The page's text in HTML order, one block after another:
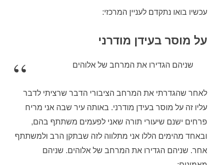
עכשיו בואו נתקדם לעניין המרכזי:
על מוסר בעידן מודרני
שניהם הגדירו את המרחב של אלוהים
לאחר שהגדרתי את המרחב הציבורי הדבר שרציתי לדבר
עליו זה על מוסר בעידן מודרני. באותה עיר שבה אני מריח
פרחים ישנם שיעורי תורה שאני לפעמים משתתף בהם,
ובאחד מהימים הללו אני מתלווה לזה שבתקן הרב ולמשתתף
אחר. שניהם הגדירו את המרחב של אלוהים. שניהם